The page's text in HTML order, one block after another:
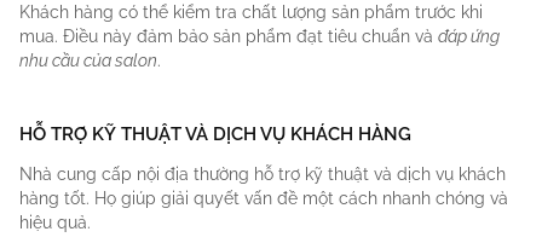
Khách hàng có thể kiểm tra chất lượng sản phẩm trước khi
mua. Điều này đảm bảo sản phẩm đạt tiêu chuẩn và đáp ứng
nhu cầu của salon.
HỖ TRỢ KỸ THUẬT VÀ DỊCH VỤ KHÁCH HÀNG
Nhà cung cấp nội địa thường hỗ trợ kỹ thuật và dịch vụ khách
hàng tốt. Họ giúp giải quyết vấn đề một cách nhanh chóng và
hiệu quả.